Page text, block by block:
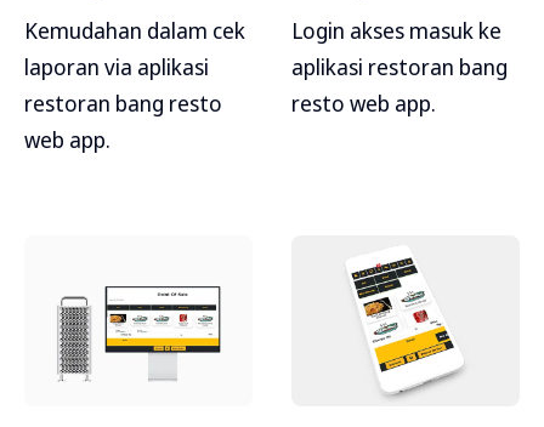
Kemudahan dalam cek
laporan via aplikasi
restoran bang resto
web app.
Login akses masuk ke
aplikasi restoran bang
resto web app.